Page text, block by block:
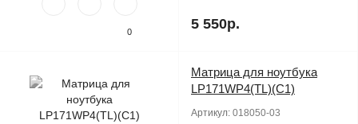
0 5 550р.
Матрица для ноутбука
LP171WP4(TL)(C1)
Артикул: 018050-03